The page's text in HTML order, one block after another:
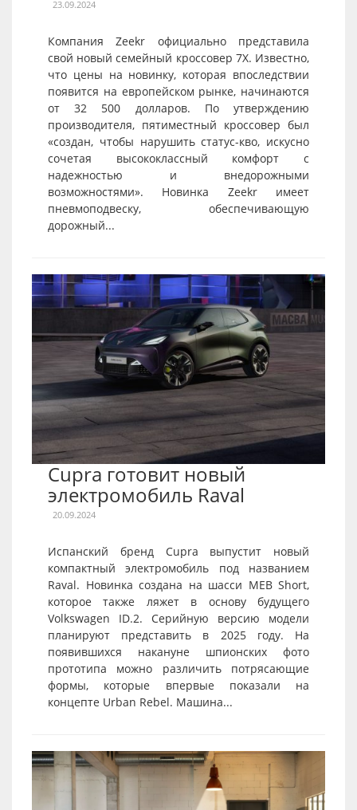
23.09.2024
Компания Zeekr официально представила
свой новый семейный кроссовер 7X. Известно,
что цены на новинку, которая впоследствии
появится на европейском рынке, начинаются
от 32 500 долларов. По утверждению
производителя, пятиместный кроссовер был
«создан, чтобы нарушить статус-кво, искусно
сочетая высококлассный комфорт с
надежностью и внедорожными
возможностями». Новинка Zeekr имеет
пневмоподвеску, обеспечивающую
дорожный...
Cupra готовит новый
электромобиль Raval
20.09.2024
Испанский бренд Cupra выпустит новый
компактный электромобиль под названием
Raval. Новинка создана на шасси MEB Short,
которое также ляжет в основу будущего
Volkswagen ID.2. Серийную версию модели
планируют представить в 2025 году. На
появившихся накануне шпионских фото
прототипа можно различить потрясающие
формы, которые впервые показали на
концепте Urban Rebel. Машина...